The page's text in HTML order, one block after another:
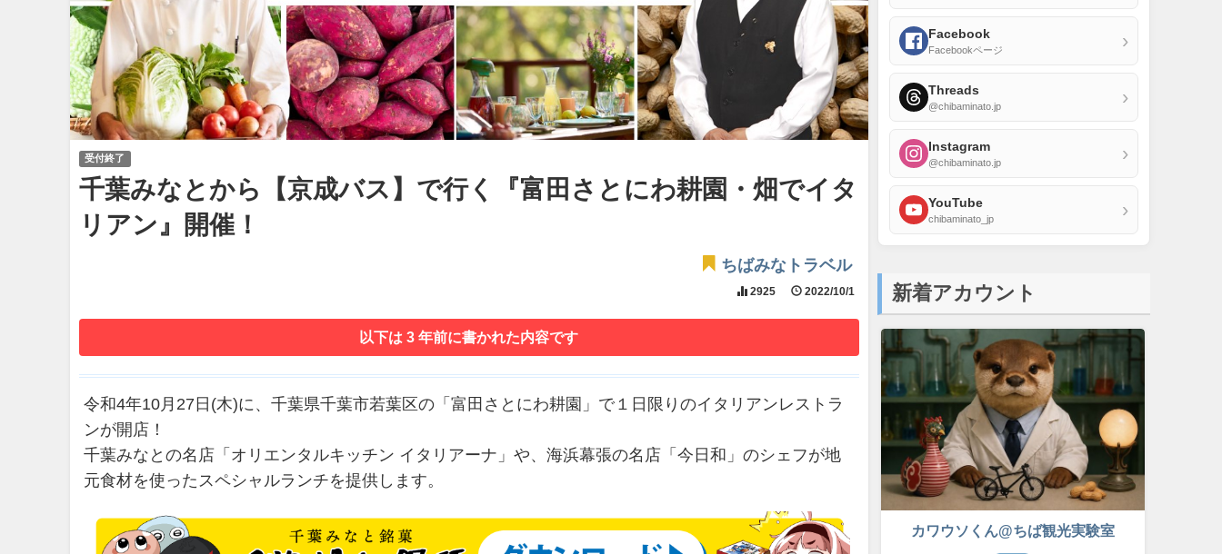
受付終了
千葉みなとから【京成バス】で行く『富田さとにわ耕園・畑でイタ
リアン』開催！
ちばみなトラベル
2925 2022/10/1
以下は 3 年前に書かれた内容です
令和4年10月27日(木)に、千葉県千葉市若葉区の「富田さとにわ耕園」で１日限りのイタリアンレストラ
ンが開店！
千葉みなとの名店「オリエンタルキッチン イタリアーナ」や、海浜幕張の名店「今日和」のシェフが地
元食材を使ったスペシャルランチを提供します。
Facebook
Facebookページ ›
Threads
@chibaminato.jp ›
Instagram
@chibaminato.jp ›
YouTube
chibaminato_jp ›
新着アカウント
カワウソくん@ちば観光実験室